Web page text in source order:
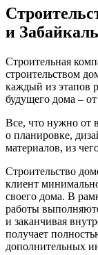
и
Строительная
строительством
каждый из этапов
будущего дома –
Все, что нужно от
о планировке,
материалов, из
Строительство
клиент
своего дома. В
работы
и заканчивая
получает
дополнительных